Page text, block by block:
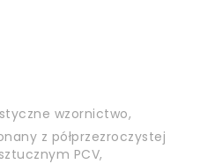
wzornictwo,
z półprzezroczystej
PCV,